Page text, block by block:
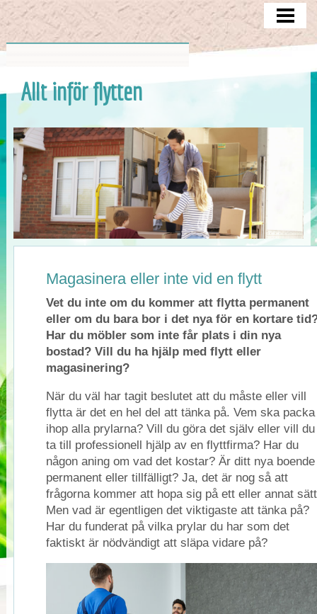
ATT TÄNKA PÅ
MAGASINERING
FLYTTEN
BLOGG
Allt inför flytten
Magasinera eller inte vid en flytt
Vet du inte om du kommer att flytta permanent
eller om du bara bor i det nya för en kortare
Har du möbler som inte får plats i din nya
bostad? Vill du ha hjälp med flytt eller
magasinering?
När du väl har tagit beslutet att du måste eller vill
flytta är det en hel del att tänka på. Vem ska packa
ihop alla prylarna? Vill du göra det själv eller vill du
ta till professionell hjälp av en flyttfirma? Har du
någon aning om vad det kostar? Är ditt nya boende
permanent eller tillfälligt? Ja, det är nog så att
frågorna kommer att hopa sig på ett eller annat
Men vad är egentligen det viktigaste att tänka på?
Har du funderat på vilka prylar du har som det
faktiskt är nödvändigt att släpa vidare på?